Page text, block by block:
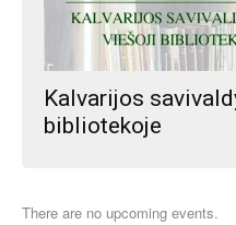
Kalvarijos
bibliotekoje
There are no upcoming events.